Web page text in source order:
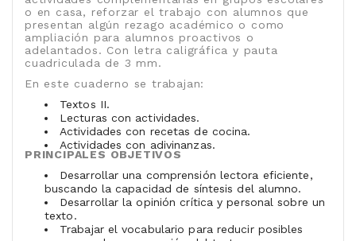
o en casa, reforzar el trabajo con alumnos que
presentan algún rezago académico o como
ampliación para alumnos proactivos o
adelantados. Con letra caligráfica y pauta
cuadriculada de 3 mm.
En este cuaderno se trabajan:
Textos II.
Lecturas con actividades.
Actividades con recetas de cocina.
Actividades con adivinanzas.
PRINCIPALES OBJETIVOS
Desarrollar una comprensión lectora eficiente,
buscando la capacidad de síntesis del alumno.
Desarrollar la opinión crítica y personal sobre un
texto.
Trabajar el vocabulario para reducir posibles